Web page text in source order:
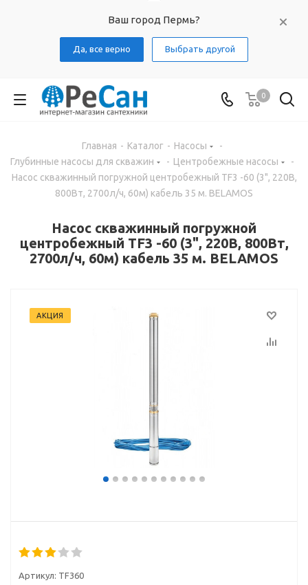
Ваш город Пермь?
Да, все верно Выбрать другой
0
Главная - Каталог - Насосы
-
Глубинные насосы для скважин
- Центробежные насосы
-
Насос скважинный погружной центробежный TF3 -60 (3", 220В,
800Вт, 2700л/ч, 60м) кабель 35 м. BELAMOS
Насос скважинный погружной
центробежный TF3 -60 (3", 220В, 800Вт,
2700л/ч, 60м) кабель 35 м. BELAMOS
АКЦИЯ
Артикул: TF360